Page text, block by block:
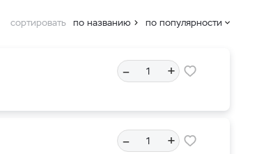
сортировать по названию по популярности
– +
– +